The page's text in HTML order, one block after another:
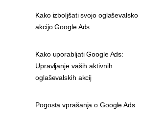
Kako izboljšati svojo oglaševalsko
akcijo Google Ads
Kako uporabljati Google Ads:
Upravljanje vaših aktivnih
oglaševalskih akcij
Pogosta vprašanja o Google Ads